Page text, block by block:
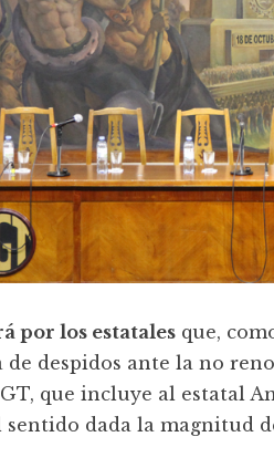
por los estatales que,
de despidos ante la no
que incluye al estatal
dada la magnitud